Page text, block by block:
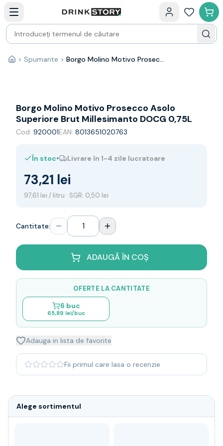
Bauturi fine — selectie
Produse Noi
Cosuri cadou
Pachete & Cadouri
Vin
Franta
Spania
Africa de Sud
Germania
Noua Zeelanda
Spumante
Single malt
Japanese
Blanded Japanese
Canadian
Coniac & Brandy
Vodka
Tequila
Vermut & bitter
Traditionale
Acasă
> Spumante > Borgo Molino Motivo Prosecco Asolo Superiore Brut Millesimanto DOCG 0,75L
Borgo Molino Motivo Prosecco Asolo
Superiore Brut Millesimanto DOCG 0,75L
Cod: 920001EAN: 8013651020763
În stoc• Livrare în 1-4 zile lucratoare
73,21 lei
97,61 lei / litru · SGR: 0,50 lei
Cantitate:
ADAUGĂ ÎN COȘ
OFERTE LA CANTITATE
6 buc
65,89 lei/buc
Adauga in lista de favorite
Fii primul care lasa o recenzie
Alege sortimentul